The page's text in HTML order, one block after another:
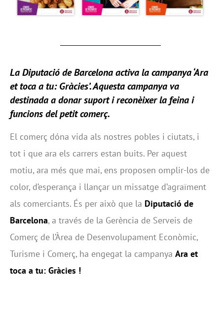
La Diputació de Barcelona activa la campanya ‘Ara
et toca a tu: Gràcies’. Aquesta campanya va
destinada a donar suport i reconèixer la feina i
funcions del petit comerç.
El comerç dóna vida als nostres pobles i ciutats, i
tot i que ara els carrers estan buits. Per aquest
motiu, ara més que mai, ens proposen omplir-los de
color, d’esperança i llançar un missatge d’agraïment
als comerciants. És per això que la Diputació de
Barcelona, a través de la Gerència de Serveis de
Comerç de l’Àrea de Desenvolupament Econòmic,
Turisme i Comerç, ha engegat la campanya Ara et
toca a tu: Gràcies !